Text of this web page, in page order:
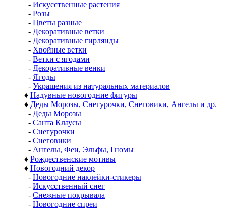
- Искусственные растения
- Розы
- Цветы разные
- Декоративные ветки
- Декоративные гирлянды
- Хвойные ветки
- Ветки с ягодами
- Декоративные венки
- Ягоды
- Украшения из натуральных материалов
♦ Надувные новогодние фигуры
♦ Деды Морозы, Снегурочки, Снеговики, Ангелы и др.
- Деды Морозы
- Санта Клаусы
- Снегурочки
- Снеговики
- Ангелы, Феи, Эльфы, Гномы
♦ Рождественские мотивы
♦ Новогодний декор
- Новогодние наклейки-стикеры
- Искусственный снег
- Снежные покрывала
- Новогодние спреи